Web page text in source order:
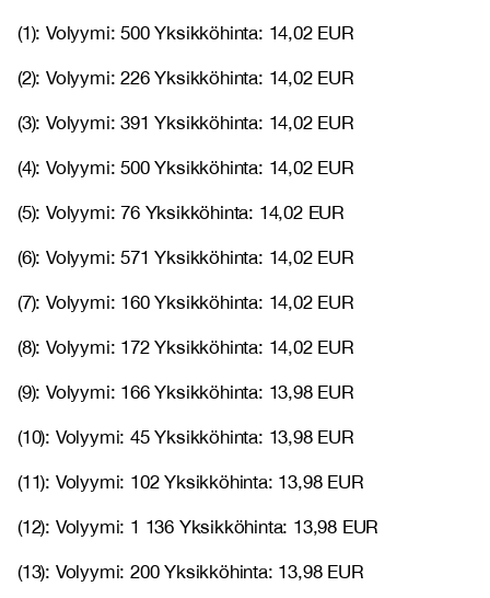
(1): Volyymi: 500 Yksikköhinta: 14,02 EUR
(2): Volyymi: 226 Yksikköhinta: 14,02 EUR
(3): Volyymi: 391 Yksikköhinta: 14,02 EUR
(4): Volyymi: 500 Yksikköhinta: 14,02 EUR
(5): Volyymi: 76 Yksikköhinta: 14,02 EUR
(6): Volyymi: 571 Yksikköhinta: 14,02 EUR
(7): Volyymi: 160 Yksikköhinta: 14,02 EUR
(8): Volyymi: 172 Yksikköhinta: 14,02 EUR
(9): Volyymi: 166 Yksikköhinta: 13,98 EUR
(10): Volyymi: 45 Yksikköhinta: 13,98 EUR
(11): Volyymi: 102 Yksikköhinta: 13,98 EUR
(12): Volyymi: 1 136 Yksikköhinta: 13,98 EUR
(13): Volyymi: 200 Yksikköhinta: 13,98 EUR